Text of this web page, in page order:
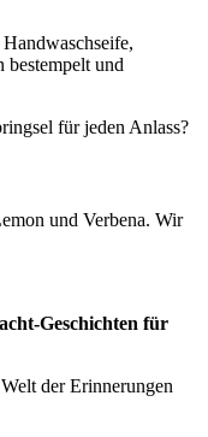
bestempelt und
für jeden Anlass?
und Verbena. Wir
Geschichten für
der Erinnerungen